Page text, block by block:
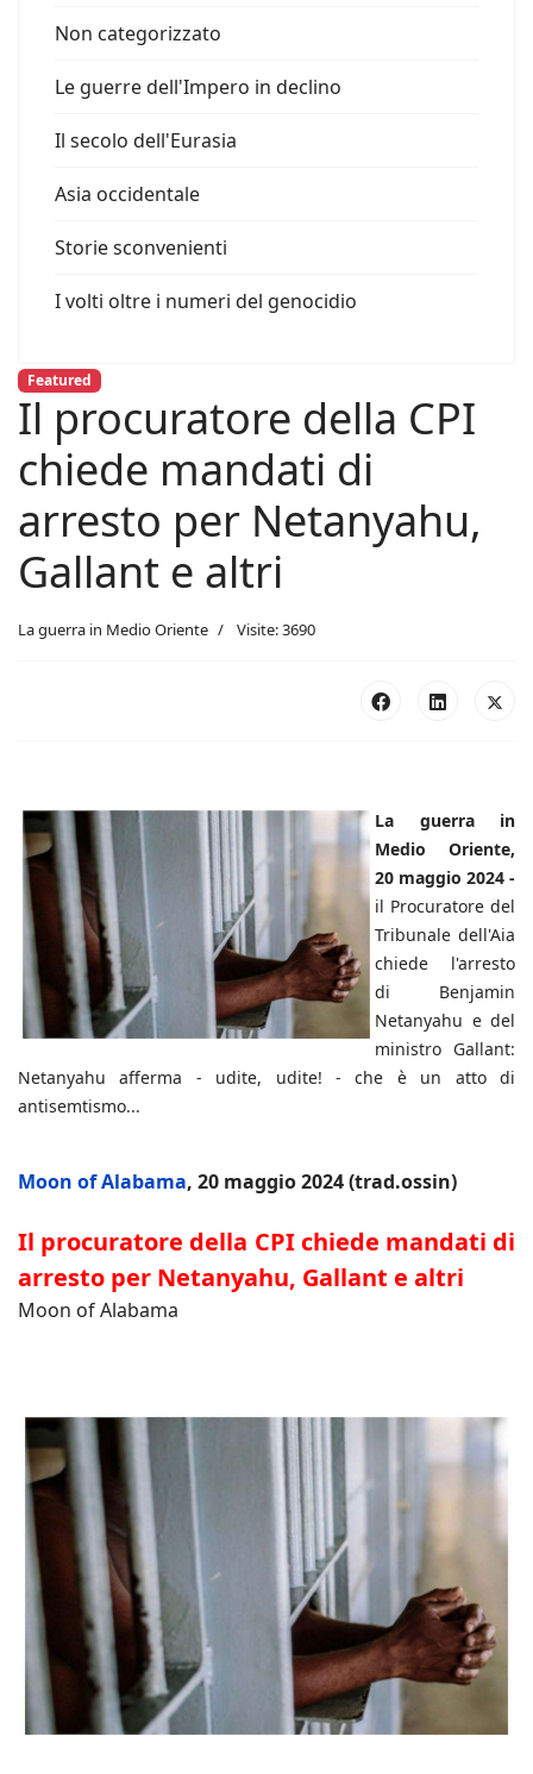
Non categorizzato
Le guerre dell'Impero in declino
Il secolo dell'Eurasia
Asia occidentale
Storie sconvenienti
I volti oltre i numeri del genocidio
Featured
Il procuratore della CPI
chiede mandati di
arresto per Netanyahu,
Gallant e altri
La guerra in Medio Oriente Visite: 3690
La guerra in
Medio Oriente,
20 maggio 2024 -
il Procuratore del
Tribunale dell'Aia
chiede l'arresto
di Benjamin
Netanyahu e del
ministro Gallant:
Netanyahu afferma - udite, udite! - che è un atto di
antisemtismo...
Moon of Alabama, 20 maggio 2024 (trad.ossin)
Il procuratore della CPI chiede mandati di
arresto per Netanyahu, Gallant e altri
Moon of Alabama